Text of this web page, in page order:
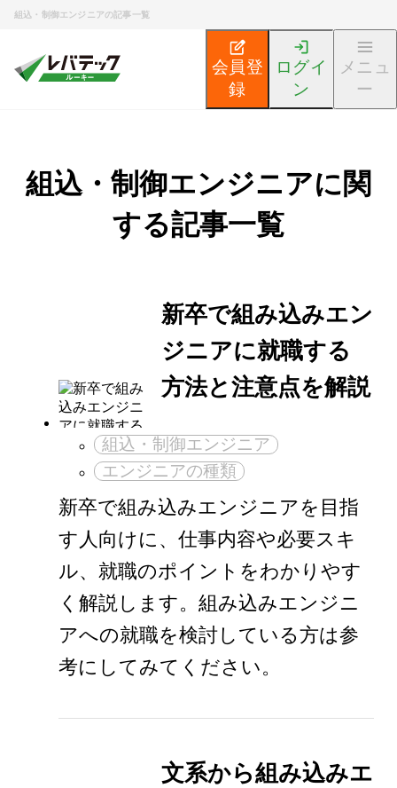
組込・制御エンジニアの記事一覧
会員登
録
ログイ
ン
メニュ
ー
組込・制御エンジニアに関
する記事一覧
新卒で組み込みエン
ジニアに就職する
方法と注意点を解説
組込・制御エンジニア
エンジニアの種類
新卒で組み込みエンジニアを目指
す人向けに、仕事内容や必要スキ
ル、就職のポイントをわかりやす
く解説します。組み込みエンジニ
アへの就職を検討している方は参
考にしてみてください。
文系から組み込みエ